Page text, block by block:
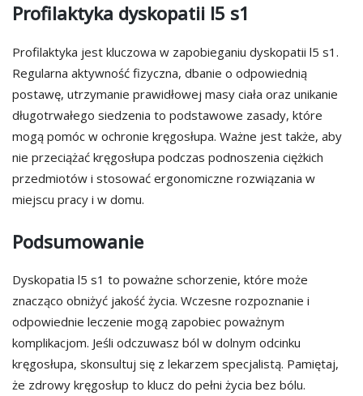
Profilaktyka dyskopatii l5 s1
Profilaktyka jest kluczowa w zapobieganiu dyskopatii l5 s1.
Regularna aktywność fizyczna, dbanie o odpowiednią
postawę, utrzymanie prawidłowej masy ciała oraz unikanie
długotrwałego siedzenia to podstawowe zasady, które
mogą pomóc w ochronie kręgosłupa. Ważne jest także, aby
nie przeciążać kręgosłupa podczas podnoszenia ciężkich
przedmiotów i stosować ergonomiczne rozwiązania w
miejscu pracy i w domu.
Podsumowanie
Dyskopatia l5 s1 to poważne schorzenie, które może
znacząco obniżyć jakość życia. Wczesne rozpoznanie i
odpowiednie leczenie mogą zapobiec poważnym
komplikacjom. Jeśli odczuwasz ból w dolnym odcinku
kręgosłupa, skonsultuj się z lekarzem specjalistą. Pamiętaj,
że zdrowy kręgosłup to klucz do pełni życia bez bólu.